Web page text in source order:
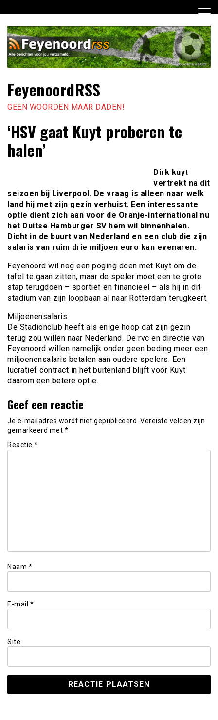
naar
inhoud
FeyenoordRSS
GEEN WOORDEN MAAR DADEN!
‘HSV gaat Kuyt proberen te
halen’
Dirk kuyt
vertrekt na dit
seizoen bij Liverpool. De vraag is alleen naar welk
land hij met zijn gezin verhuist. Een interessante
optie dient zich aan voor de Oranje-international nu
het Duitse Hamburger SV hem wil binnenhalen.
Dicht in de buurt van Nederland en een club die zijn
salaris van ruim drie miljoen euro kan evenaren.
Feyenoord wil nog een poging doen met Kuyt om de
tafel te gaan zitten, maar de speler moet een te grote
stap terugdoen – sportief en financieel – als hij in dit
stadium van zijn loopbaan al naar Rotterdam terugkeert.
Miljoenensalaris
De Stadionclub heeft als enige hoop dat zijn gezin
terug zou willen naar Nederland. De rvc en directie van
Feyenoord willen namelijk onder geen beding meer een
miljoenensalaris betalen aan oudere spelers. Een
lucratief contract in het buitenland blijft voor Kuyt
daarom een betere optie.
Geef een reactie
Je e-mailadres wordt niet gepubliceerd. Vereiste velden zijn
gemarkeerd met *
Reactie *
Naam *
E-mail *
Site